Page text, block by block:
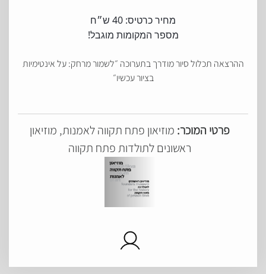
מחיר כרטיס: 40 ש״ח
מספר המקומות מוגבל!
ההרצאה תכלול סיור מודרך בתערוכה ״לשמור מרחק: על אינטימיות
בציור עכשיו״
פרטי המוכר: מוזיאון פתח תקווה לאמנות, מוזיאון
ראשונים לתולדות פתח תקווה